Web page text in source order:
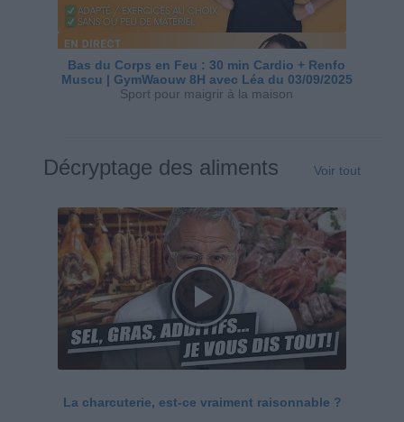
Bas du Corps en Feu : 30 min Cardio + Renfo
Muscu | GymWaouw 8H avec Léa du 03/09/2025
Sport pour maigrir à la maison
Décryptage des aliments Voir tout
La charcuterie, est-ce vraiment raisonnable ?